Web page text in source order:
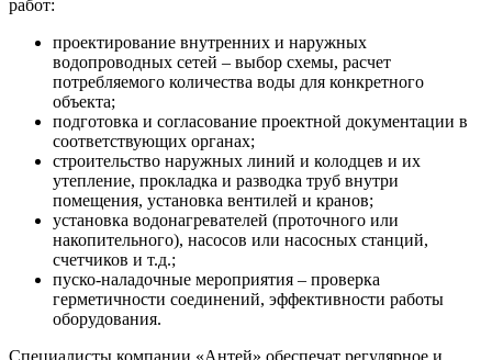
работ:
проектирование внутренних и наружных
водопроводных сетей – выбор схемы, расчет
потребляемого количества воды для конкретного
объекта;
подготовка и согласование проектной документации в
соответствующих органах;
строительство наружных линий и колодцев и их
утепление, прокладка и разводка труб внутри
помещения, установка вентилей и кранов;
установка водонагревателей (проточного или
накопительного), насосов или насосных станций,
счетчиков и т.д.;
пуско-наладочные мероприятия – проверка
герметичности соединений, эффективности работы
оборудования.
Специалисты компании «Антей» обеспечат регулярное и